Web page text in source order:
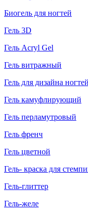
Биогель для ногтей
Гель 3D
Гель Acryl Gel
Гель витражный
Гель для дизайна ногтей
Гель камуфлирующий
Гель перламутровый
Гель френч
Гель цветной
Гель- краска для
Гель-глиттер
Гель-желе